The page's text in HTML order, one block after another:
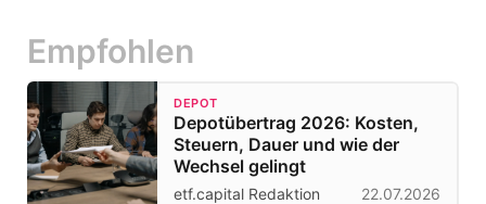
Empfohlen
DEPOT
Depotübertrag 2026: Kosten,
Steuern, Dauer und wie der
Wechsel gelingt
etf.capital Redaktion 22.07.2026